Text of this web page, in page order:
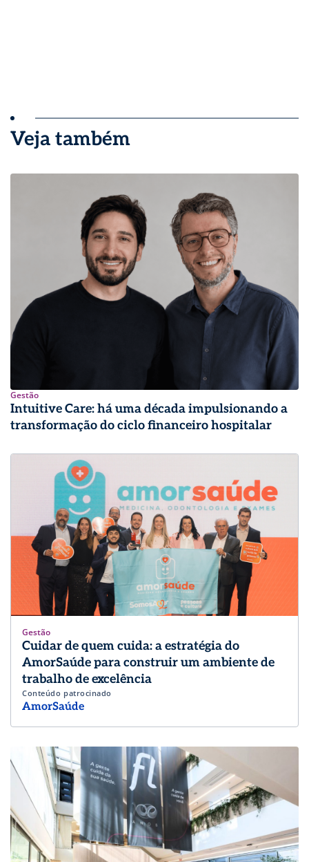
Veja também
Gestão
Intuitive Care: há uma década impulsionando a
transformação do ciclo financeiro hospitalar
Gestão
Cuidar de quem cuida: a estratégia do
AmorSaúde para construir um ambiente de
trabalho de excelência
Conteúdo patrocinado
AmorSaúde